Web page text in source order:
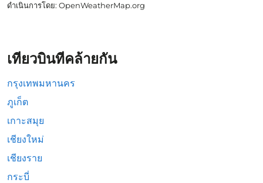
ดำเนินการโดย: OpenWeatherMap.org
เที่ยวบินที่คล้ายกัน
กรุงเทพมหานคร
ภูเก็ต
เกาะสมุย
เชียงใหม่
เชียงราย
กระบี่